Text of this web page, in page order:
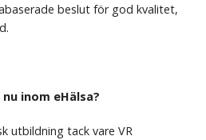
beslut för god kvalitet,
inom eHälsa?
utbildning tack vare VR